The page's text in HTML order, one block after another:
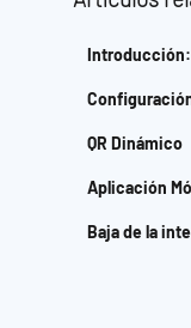
Introducción:
QR Dinámico
Aplicación
Baja de la